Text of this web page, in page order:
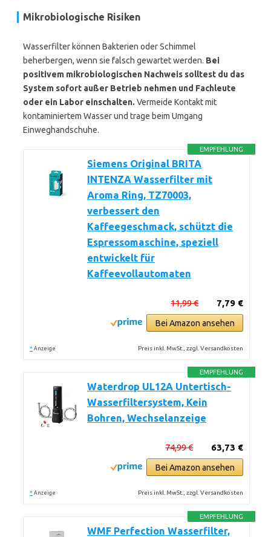
Mikrobiologische Risiken
Wasserfilter können Bakterien oder Schimmel
beherbergen, wenn sie falsch gewartet werden. Bei
positivem mikrobiologischen Nachweis solltest du das
System sofort außer Betrieb nehmen und Fachleute
oder ein Labor einschalten. Vermeide Kontakt mit
kontaminiertem Wasser und trage beim Umgang
Einweghandschuhe.
EMPFEHLUNG
Siemens Original BRITA
INTENZA Wasserfilter mit
Aroma Ring, TZ70003,
verbessert den
Kaffeegeschmack, schützt die
Espressomaschine, speziell
entwickelt für
Kaffeevollautomaten
7,79 €
11,99 €
Bei Amazon ansehen
* Anzeige Preis inkl. MwSt., zzgl. Versandkosten
EMPFEHLUNG
Waterdrop UL12A Untertisch-
Wasserfiltersystem, Kein
Bohren, Wechselanzeige
63,73 €
74,99 €
Bei Amazon ansehen
* Anzeige Preis inkl. MwSt., zzgl. Versandkosten
EMPFEHLUNG
WMF Perfection Wasserfilter,